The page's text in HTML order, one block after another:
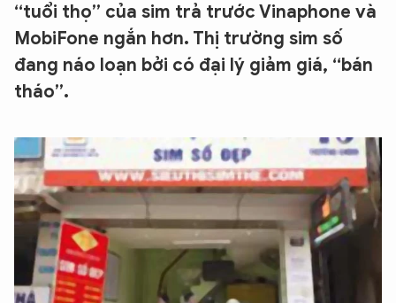
“tuổi thọ” của sim trả trước Vinaphone và
MobiFone ngắn hơn. Thị trường sim số
đang náo loạn bởi có đại lý giảm giá, “bán
tháo”.